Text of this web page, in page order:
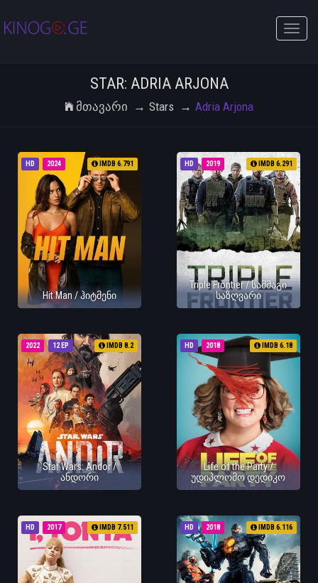
Toggle
STAR: ADRIA ARJONA
Მთავარი Stars Adria Arjona
HD 2024 IMDB 6.791
Hit Man / ჰიტმენი
HD 2019 IMDB 6.291
Triple Frontier / სამმაგი
საზღვარი
12 EP
2022 IMDB 8.2
Star Wars: Andor /
ანდორი
HD 2018 IMDB 6.18
Life of the Party /
უდიპლომო დედიკო
HD 2017 IMDB 7.511 HD 2018 IMDB 6.116